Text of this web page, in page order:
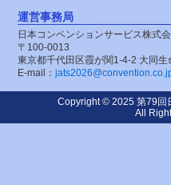
運営事務局
日本コンベンションサービス株式
〒100-0013
東京都千代田区霞が関1-4-2 大同生
E-mail：
Copyright © 2025 第79回
All